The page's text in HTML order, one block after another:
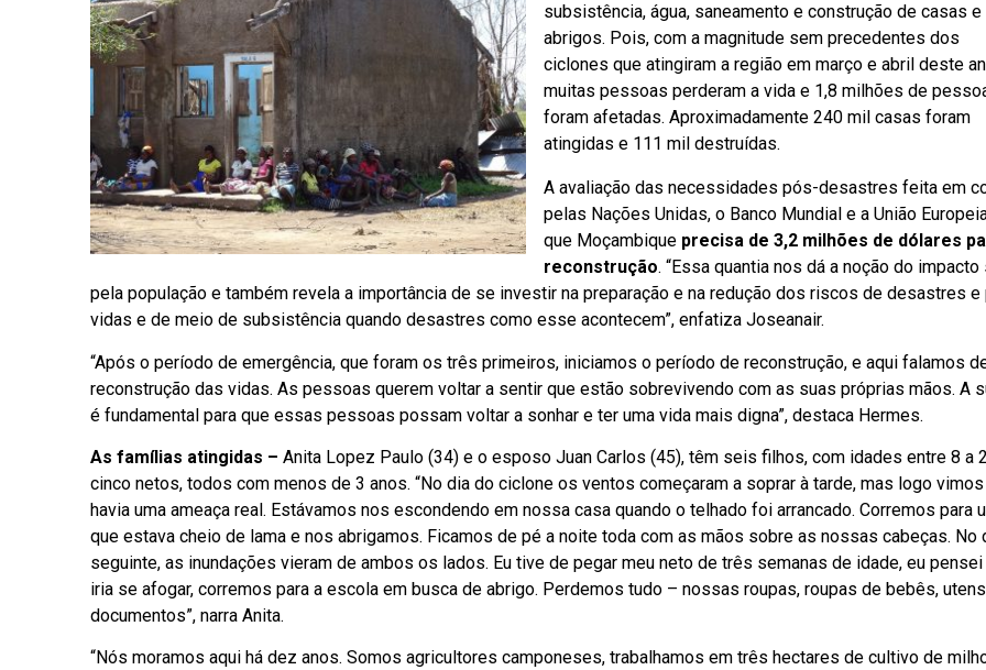
subsistência, água, saneamento e construção de casas e
abrigos. Pois, com a magnitude sem precedentes dos
ciclones que atingiram a região em março e abril deste
muitas pessoas perderam a vida e 1,8 milhões de
foram afetadas. Aproximadamente 240 mil casas foram
atingidas e 111 mil destruídas.
A avaliação das necessidades pós-desastres feita em
pelas Nações Unidas, o Banco Mundial e a União
que Moçambique precisa de 3,2 milhões de dólares
reconstrução. “Essa quantia nos dá a noção do
pela população e também revela a importância de se investir na preparação e na redução dos riscos de desastres e
vidas e de meio de subsistência quando desastres como esse acontecem”, enfatiza Joseanair.
“Após o período de emergência, que foram os três primeiros, iniciamos o período de reconstrução, e aqui falamos
reconstrução das vidas. As pessoas querem voltar a sentir que estão sobrevivendo com as suas próprias mãos. A
é fundamental para que essas pessoas possam voltar a sonhar e ter uma vida mais digna”, destaca Hermes.
As famílias atingidas – Anita Lopez Paulo (34) e o esposo Juan Carlos (45), têm seis filhos, com idades entre 8 a
cinco netos, todos com menos de 3 anos. “No dia do ciclone os ventos começaram a soprar à tarde, mas logo
havia uma ameaça real. Estávamos nos escondendo em nossa casa quando o telhado foi arrancado. Corremos para
que estava cheio de lama e nos abrigamos. Ficamos de pé a noite toda com as mãos sobre as nossas cabeças. No
seguinte, as inundações vieram de ambos os lados. Eu tive de pegar meu neto de três semanas de idade, eu
iria se afogar, corremos para a escola em busca de abrigo. Perdemos tudo – nossas roupas, roupas de bebês,
documentos”, narra Anita.
“Nós moramos aqui há dez anos. Somos agricultores camponeses, trabalhamos em três hectares de cultivo de